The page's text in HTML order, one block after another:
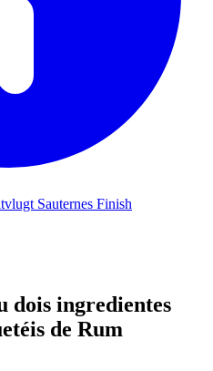
Sauternes Finish
dois ingredientes
de Rum